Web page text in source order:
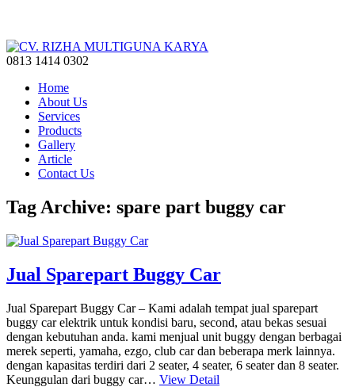
0813 1414 0302
Home
About Us
Services
Products
Gallery
Article
Contact Us
Tag Archive: spare part buggy car
Jual Sparepart Buggy Car
Jual Sparepart Buggy Car – Kami adalah tempat jual sparepart
buggy car elektrik untuk kondisi baru, second, atau bekas sesuai
dengan kebutuhan anda. kami menjual unit buggy dengan berbagai
merek seperti, yamaha, ezgo, club car dan beberapa merk lainnya.
dengan kapasitas terdiri dari 2 seater, 4 seater, 6 seater dan 8 seater.
Keunggulan dari buggy car… View Detail